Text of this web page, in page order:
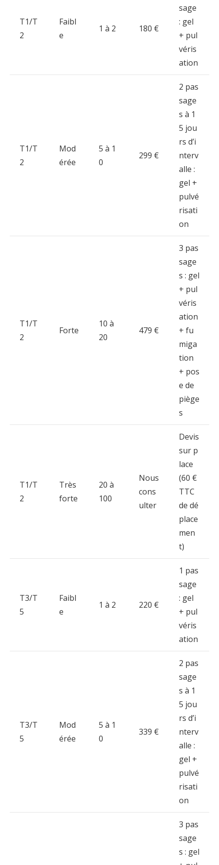
T1/T
2
Faibl
e
1 à 2 180 €
sage
: gel
+ pul
véris
ation
T1/T
2
Mod
érée
5 à 1
0
299 €
2 pas
sage
s à 1
5 jou
rs d’i
nterv
alle :
gel +
pulvé
risati
on
T1/T
2
Forte
10 à
20
479 €
3 pas
sage
s : gel
+ pul
véris
ation
+ fu
miga
tion
+ pos
e de
piège
s
T1/T
2
Très
forte
20 à
100
Nous
cons
ulter
Devis
sur p
lace
(60 €
TTC
de dé
place
men
t)
T3/T
5
Faibl
e
1 à 2 220 €
1 pas
sage
: gel
+ pul
véris
ation
T3/T
5
Mod
érée
5 à 1
0
339 €
2 pas
sage
s à 1
5 jou
rs d’i
nterv
alle :
gel +
pulvé
risati
on
3 pas
sage
s : gel